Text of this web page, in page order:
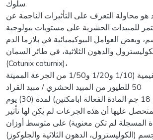
سلوك.
هو محاولة التعرف على التأثيرات الناجمة عن
للمبيدات الحشرية على مستويات بيولوجية
وبعض العوامل البيوكيميائية في بلازما الدم
والدهون الثلاثية، في طائر السمان
(Cotunix coturnix)،
تعامل بجرعات تعقيمية (1/10 و1/20 و1/50 من الجرعة المميتة
50 للطيور من المبيد الحشري / مبيد القراد
فيرلان 18 جم المادة الفعالة ابامكتين) لمدة (30) يوم.
عليها أن هذه الجرعات لم يكن لها تأثير
المسجلة لم تكن معنوية) على متوسط أوزان
(الكوليسترول، الدهون الثلاثية والجلوكوز).